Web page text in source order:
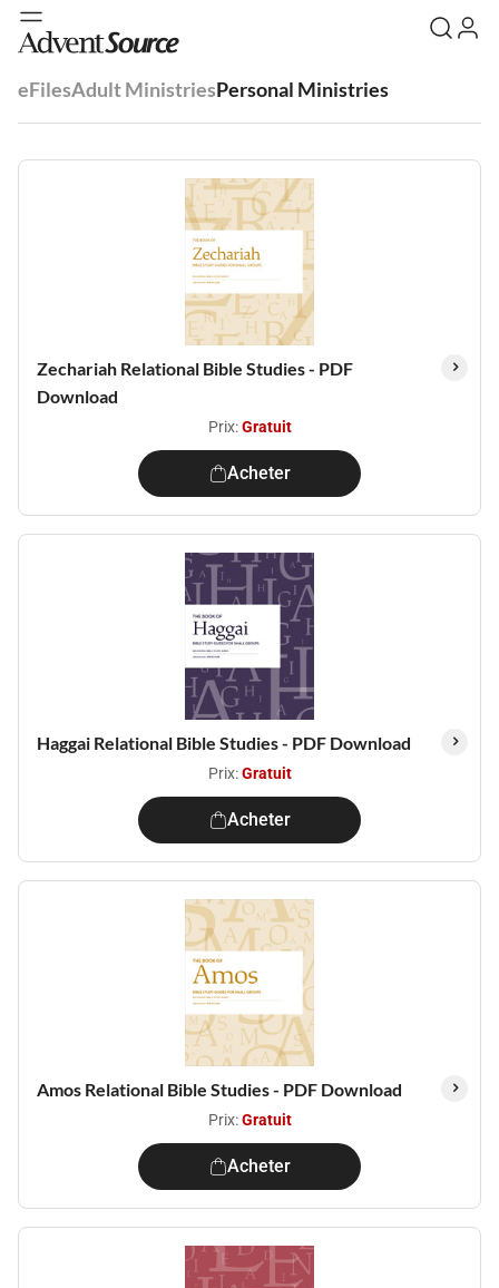
eFilesAdult MinistriesPersonal Ministries
Zechariah Relational Bible Studies - PDF
Download
Prix:Gratuit
Acheter
Haggai Relational Bible Studies - PDF Download
Prix:Gratuit
Acheter
Amos Relational Bible Studies - PDF Download
Prix:Gratuit
Acheter